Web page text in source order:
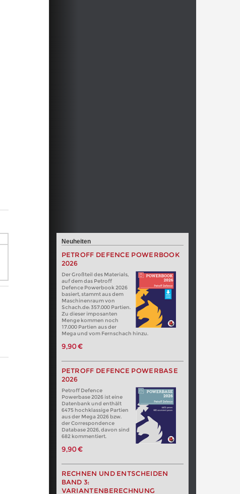
Neuheiten
PETROFF DEFENCE POWERBOOK
2026
Der Großteil des Materials,
auf dem das Petroff
Defence Powerbook 2026
basiert, stammt aus dem
Maschinenraum von
Schach.de: 357.000 Partien.
Zu dieser imposanten
Menge kommen noch
17.000 Partien aus der
Mega und vom Fernschach hinzu.
9,90 €
PETROFF DEFENCE POWERBASE
2026
Petroff Defence
Powerbase 2026 ist eine
Datenbank und enthält
6475 hochklassige Partien
aus der Mega 2026 bzw.
der Correspondence
Database 2026, davon sind
682 kommentiert.
9,90 €
RECHNEN UND ENTSCHEIDEN
BAND 3:
VARIANTENBERECHNUNG